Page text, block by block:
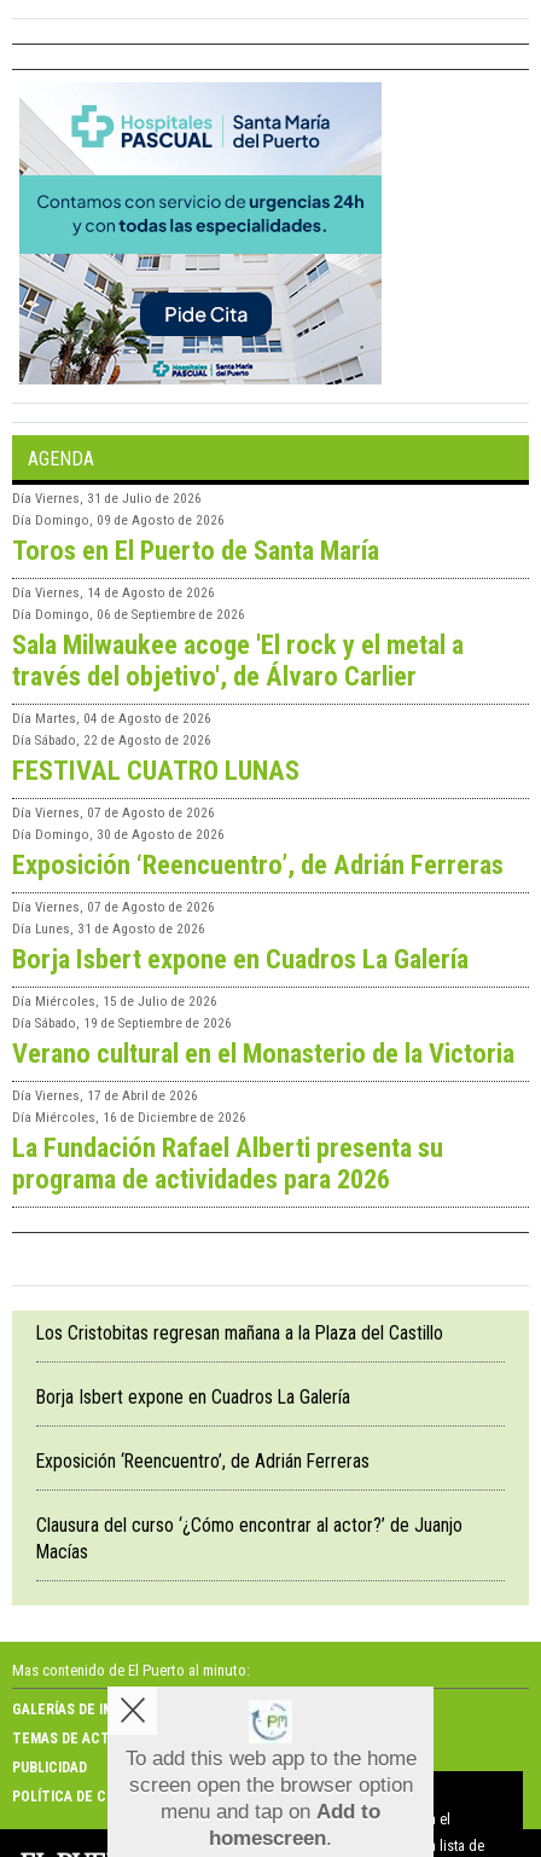
AGENDA
Día Viernes, 31 de Julio de 2026
Día Domingo, 09 de Agosto de 2026
Toros en El Puerto de Santa María
Día Viernes, 14 de Agosto de 2026
Día Domingo, 06 de Septiembre de 2026
Sala Milwaukee acoge 'El rock y el metal a
través del objetivo', de Álvaro Carlier
Día Martes, 04 de Agosto de 2026
Día Sábado, 22 de Agosto de 2026
FESTIVAL CUATRO LUNAS
Día Viernes, 07 de Agosto de 2026
Día Domingo, 30 de Agosto de 2026
Exposición ‘Reencuentro’, de Adrián Ferreras
Día Viernes, 07 de Agosto de 2026
Día Lunes, 31 de Agosto de 2026
Borja Isbert expone en Cuadros La Galería
Día Miércoles, 15 de Julio de 2026
Día Sábado, 19 de Septiembre de 2026
Verano cultural en el Monasterio de la Victoria
Día Viernes, 17 de Abril de 2026
Día Miércoles, 16 de Diciembre de 2026
La Fundación Rafael Alberti presenta su
programa de actividades para 2026
Los Cristobitas regresan mañana a la Plaza del Castillo
Borja Isbert expone en Cuadros La Galería
Exposición ‘Reencuentro’, de Adrián Ferreras
Clausura del curso ‘¿Cómo encontrar al actor?’ de Juanjo
Macías
Mas contenido de El Puerto al minuto:
GALERÍAS DE IMÁGENES
GALERÍAS DE VÍDEOS
TEMAS DE ACTUALIDAD
NOSOTROS
PUBLICIDAD
CONTACTO
POLÍTICA DE COOKIES
To add this web app to the home
screen open the browser option
menu and tap on Add to
homescreen.
Aviso sobre el Uso de cookies:
Utilizamos cookies nuestras y de terceros para el
funcionamiento del digital. Puedes consultar la lista de